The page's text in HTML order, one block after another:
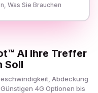
Was Sie Brauchen
AI Ihre Treffer
Soll
Abdeckung
4G Optionen bis